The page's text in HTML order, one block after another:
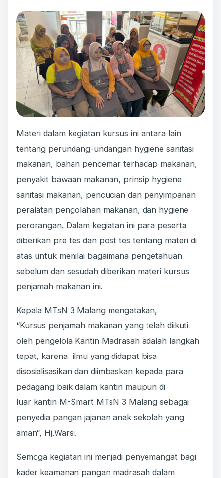
Materi dalam kegiatan kursus ini antara lain
tentang perundang-undangan hygiene sanitasi
makanan, bahan pencemar terhadap makanan,
penyakit bawaan makanan, prinsip hygiene
sanitasi makanan, pencucian dan penyimpanan
peralatan pengolahan makanan, dan hygiene
perorangan. Dalam kegiatan ini para peserta
diberikan pre tes dan post tes tentang materi di
atas untuk menilai bagaimana pengetahuan
sebelum dan sesudah diberikan materi kursus
penjamah makanan ini.
Kepala MTsN 3 Malang mengatakan,
“Kursus penjamah makanan yang telah diikuti
oleh pengelola Kantin Madrasah adalah langkah
tepat, karena ilmu yang didapat bisa
disosialisasikan dan diimbaskan kepada para
pedagang baik dalam kantin maupun di
luar kantin M-Smart MTsN 3 Malang sebagai
penyedia pangan jajanan anak sekolah yang
aman“, Hj.Warsi.
Semoga kegiatan ini menjadi penyemangat bagi
kader keamanan pangan madrasah dalam